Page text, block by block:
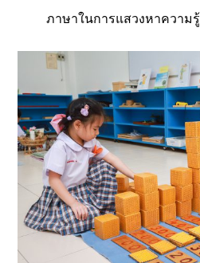
ภาษาในการแสวงหาความรู้